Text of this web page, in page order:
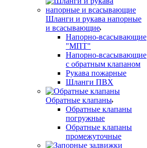
Шланги и рукава напорные
и всасывающие
Напорно-всасывающие
"МПТ"
Напорно-всасывающие
с обратным клапаном
Рукава пожарные
Шланги ПВХ
Обратные клапаны
Обратные клапаны
погружные
Обратные клапаны
промежуточные